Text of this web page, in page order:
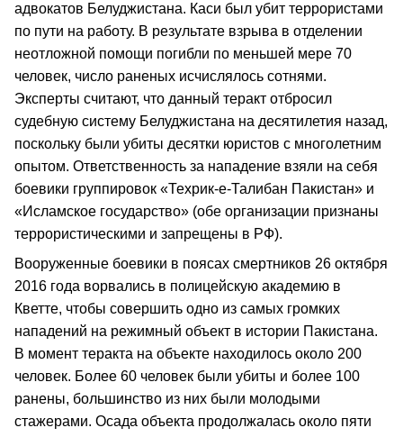
адвокатов Белуджистана. Каси был убит террористами
по пути на работу. В результате взрыва в отделении
неотложной помощи погибли по меньшей мере 70
человек, число раненых исчислялось сотнями.
Эксперты считают, что данный теракт отбросил
судебную систему Белуджистана на десятилетия назад,
поскольку были убиты десятки юристов с многолетним
опытом. Ответственность за нападение взяли на себя
боевики группировок «Техрик-е-Талибан Пакистан» и
«Исламское государство» (обе организации признаны
террористическими и запрещены в РФ).
Вооруженные боевики в поясах смертников 26 октября
2016 года ворвались в полицейскую академию в
Кветте, чтобы совершить одно из самых громких
нападений на режимный объект в истории Пакистана.
В момент теракта на объекте находилось около 200
человек. Более 60 человек были убиты и более 100
ранены, большинство из них были молодыми
стажерами. Осада объекта продолжалась около пяти